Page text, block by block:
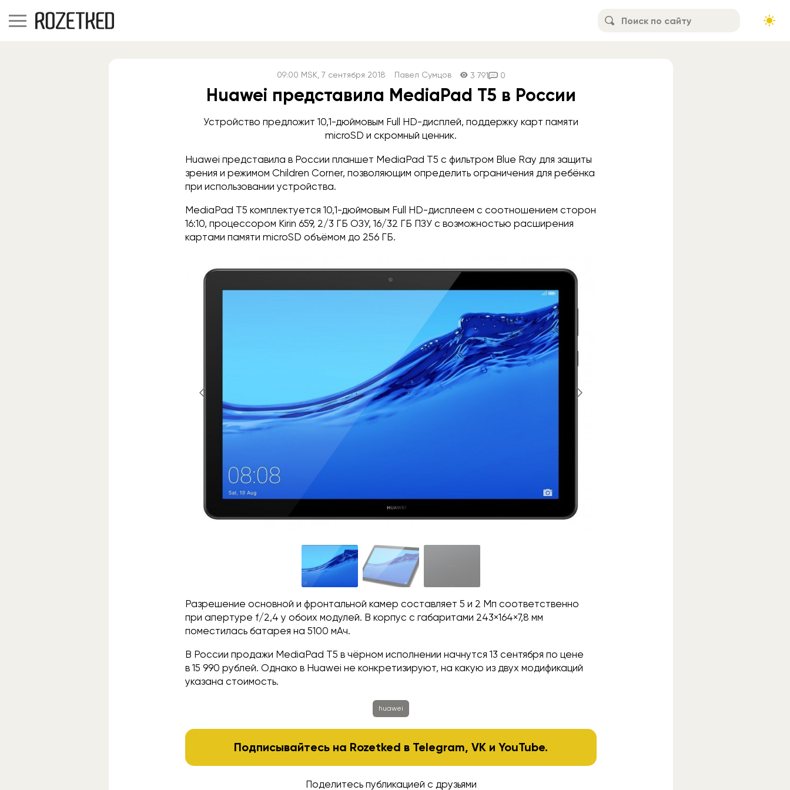
09:00 MSK, 7 сентября 2018 Павел Сумцов 3 791 0
Huawei представила MediaPad T5 в России
Устройство предложит 10,1-дюймовым Full HD-дисплей, поддержку карт памяти
microSD и скромный ценник.
Huawei представила в России планшет MediaPad T5 с фильтром Blue Ray для защиты
зрения и режимом Children Corner, позволяющим определить ограничения для ребёнка
при использовании устройства.
MediaPad T5 комплектуется 10,1-дюймовым Full HD-дисплеем с соотношением сторон
16:10, процессором Kirin 659, 2/3 ГБ ОЗУ, 16/32 ГБ ПЗУ с возможностью расширения
картами памяти microSD объёмом до 256 ГБ.
Разрешение основной и фронтальной камер составляет 5 и 2 Мп соответственно
при апертуре f/2,4 у обоих модулей. В корпус с габаритами 243×164×7,8 мм
поместилась батарея на 5100 мАч.
В России продажи MediaPad T5 в чёрном исполнении начнутся 13 сентября по цене
в 15 990 рублей. Однако в Huawei не конкретизируют, на какую из двух модификаций
указана стоимость.
huawei
Подписывайтесь на Rozetked в Telegram,VK иYouTube.
Поделитесь публикацией с друзьями